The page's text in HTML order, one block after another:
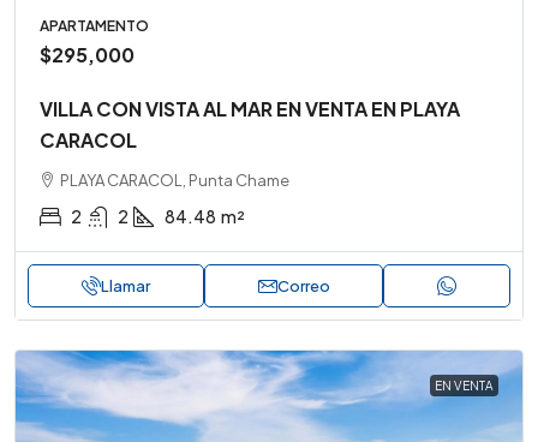
APARTAMENTO
$295,000
VILLA CON VISTA AL MAR EN VENTA EN PLAYA
CARACOL
PLAYA CARACOL, Punta Chame
2 2 84.48 m²
Llamar Correo
EN VENTA